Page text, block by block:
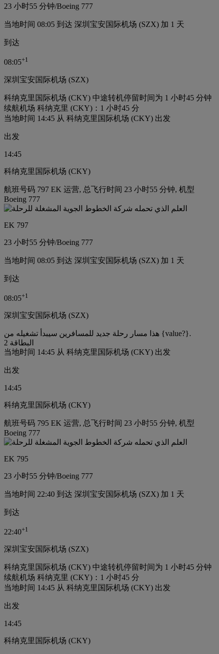
23 小时55 分钟/Boeing 777
当地时间 08:05 到达 深圳宝安国际机场 (SZX) 加 1 天
到达
08:05+1
深圳宝安国际机场 (SZX)
科纳克里国际机场 (CKY) 中途转机停留时间为 1 小时45 分钟
续航机场 科纳克里 (CKY)：1 小时45 分
当地时间 14:45 从 科纳克里国际机场 (CKY) 出发
出发
14:45
科纳克里国际机场 (CKY)
航班号码 797 EK 运营, 总飞行时间 23 小时55 分钟, 机型
Boeing 777
EK 797
23 小时55 分钟/Boeing 777
当地时间 08:05 到达 深圳宝安国际机场 (SZX) 加 1 天
到达
08:05+1
深圳宝安国际机场 (SZX)
هذا مسار رحلة جديد للمسافرين سيبدأ تشغيله من {value?}.
البطاقة 2
当地时间 14:45 从 科纳克里国际机场 (CKY) 出发
出发
14:45
科纳克里国际机场 (CKY)
航班号码 795 EK 运营, 总飞行时间 23 小时55 分钟, 机型
Boeing 777
EK 795
23 小时55 分钟/Boeing 777
当地时间 22:40 到达 深圳宝安国际机场 (SZX) 加 1 天
到达
22:40+1
深圳宝安国际机场 (SZX)
科纳克里国际机场 (CKY) 中途转机停留时间为 1 小时45 分钟
续航机场 科纳克里 (CKY)：1 小时45 分
当地时间 14:45 从 科纳克里国际机场 (CKY) 出发
出发
14:45
科纳克里国际机场 (CKY)